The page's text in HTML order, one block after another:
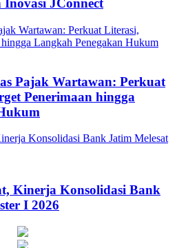
JConnect
Pajak Wartawan: Perkuat
Penerimaan hingga
Kinerja Konsolidasi Bank
I 2026